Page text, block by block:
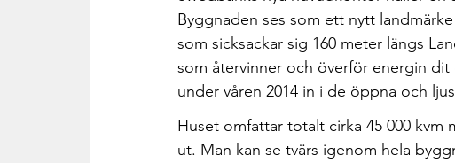
Byggnaden ses som ett nytt
som sicksackar sig 160 meter längs
som återvinner och överför energin
under våren 2014 in i de öppna och
Huset omfattar totalt cirka 45 000 kvm
ut. Man kan se tvärs igenom hela